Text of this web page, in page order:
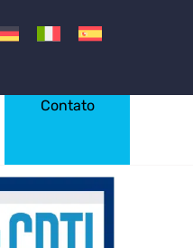
Contato